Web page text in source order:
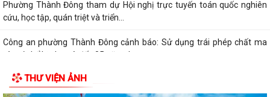
túy có thể bị phạt tù đến 05 năm theo...
luận số 166-KL/TW của Bộ Chính trị...
(27/7/1947 - 27/7/2026)
THƯ VIỆN ẢNH